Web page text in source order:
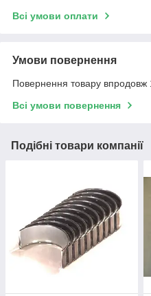
Всі умови оплати
Умови повернення
Повернення товару впродовж
Всі умови повернення
Подібні товари компанії